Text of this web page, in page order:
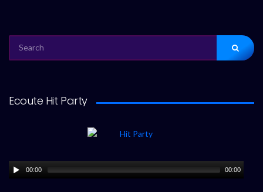
FOR:
Ecoute Hit Party
00:00 00:00